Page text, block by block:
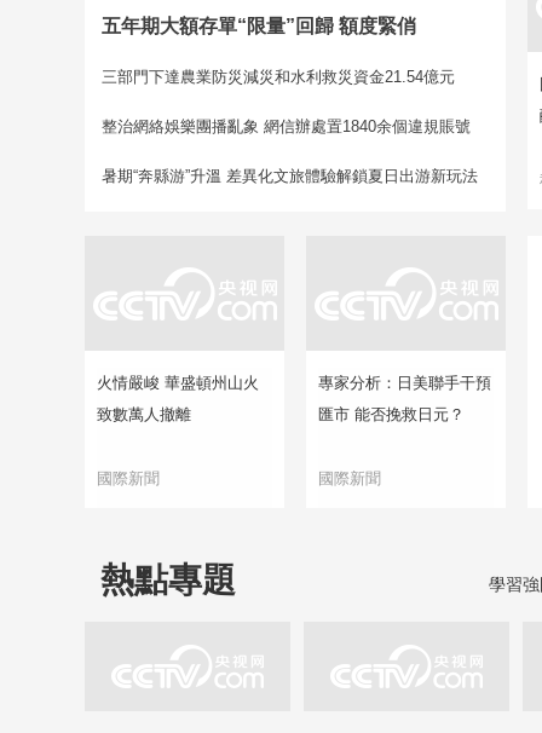
五年期大額存單“限量”回歸 額度緊俏
三部門下達農業防災減災和水利救災資金21.54億元
整治網絡娛樂團播亂象 網信辦處置1840余個違規賬號
暑期“奔縣游”升溫 差異化文旅體驗解鎖夏日出游新玩法
火情嚴峻 華盛頓州山火
致數萬人撤離
國際新聞
專家分析：日美聯手干預
匯市 能否挽救日元？
國際新聞
熱點專題 學習